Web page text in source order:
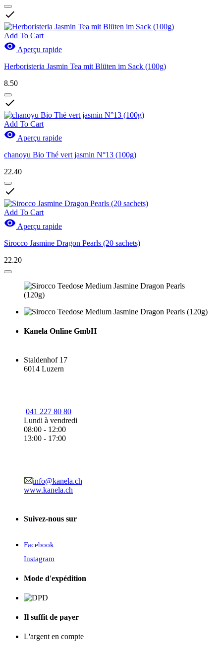

Add To Cart
 Aperçu rapide
Herboristeria Jasmin Tea mit Blüten im Sack (100g)
8.50

Add To Cart
 Aperçu rapide
chanoyu Bio Thé vert jasmin N°13 (100g)
22.40

Add To Cart
 Aperçu rapide
Sirocco Jasmine Dragon Pearls (20 sachets)
22.20
Kanela Online GmbH
Staldenhof 17
6014 Luzern
041 227 80 80
Lundi à vendredi
08:00 - 12:00
13:00 - 17:00
info@kanela.ch
www.kanela.ch
Suivez-nous sur
Facebook
Instagram
Mode d'expédition
Il suffit de payer
L'argent en compte